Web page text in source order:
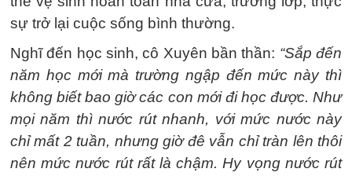
sự trở lại cuộc sống bình thường.
Nghĩ đến học sinh, cô Xuyên bần thần: “Sắp đến
năm học mới mà trường ngập đến mức này thì
không biết bao giờ các con mới đi học được. Như
mọi năm thì nước rút nhanh, với mức nước này
chỉ mất 2 tuần, nhưng giờ đê vẫn chỉ tràn lên thôi
nên mức nước rút rất là chậm. Hy vọng nước rút